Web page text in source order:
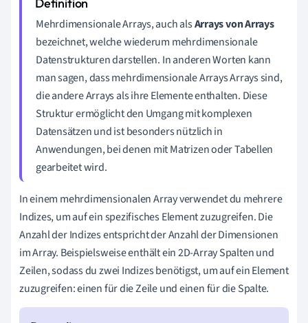
Mehrdimensionale Arrays, auch alsArrays von Arrays
bezeichnet, welche wiederum mehrdimensionale
Datenstrukturen darstellen. In anderen Worten kann
man sagen, dass mehrdimensionale Arrays Arrays sind,
die andere Arrays als ihre Elemente enthalten. Diese
Struktur ermöglicht den Umgang mit komplexen
Datensätzen und ist besonders nützlich in
Anwendungen, bei denen mit Matrizen oder Tabellen
gearbeitet wird.
In einem mehrdimensionalen Array verwendet du mehrere
Indizes, um auf ein spezifisches Element zuzugreifen. Die
Anzahl der Indizes entspricht der Anzahl der Dimensionen
im Array. Beispielsweise enthält ein 2D-Array Spalten und
Zeilen, sodass du zwei Indizes benötigst, um auf ein Element
zuzugreifen: einen für die Zeile und einen für die Spalte.